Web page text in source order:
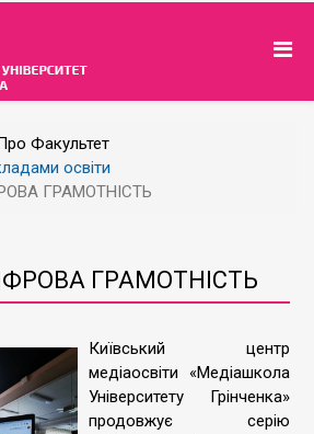
Факультет
освіти
ГРАМОТНІСТЬ
ГРАМОТНІСТЬ
Київський центр
медіаосвіти «Медіашкола
Університету Грінченка»
продовжує серію